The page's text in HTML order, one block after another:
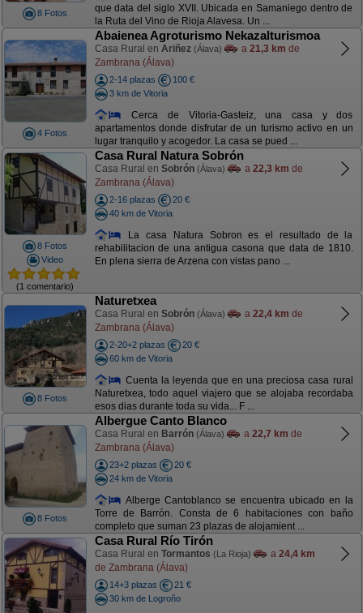
8 Fotos
que data del siglo XVII. Ubicada en Samaniego dentro de
la Ruta del Vino de Rioja Alavesa. Un ...
4 Fotos
Abaienea Agroturismo Nekazalturismoa
Casa Rural en Ariñez (Álava) a 21,3 km de
Zambrana (Álava)
2-14 plazas
100 €
3 km de Vitoria
Cerca de Vitoria-Gasteiz, una casa y dos
apartamentos donde disfrutar de un turismo activo en un
lugar tranquilo y acogedor. La casa se pued ...
8 Fotos
Video
(1 comentario)
Casa Rural Natura Sobrón
Casa Rural en Sobrón (Álava) a 22,3 km de
Zambrana (Álava)
2-16 plazas
20 €
40 km de Vitoria
La casa Natura Sobron es el resultado de la
rehabilitacion de una antigua casona que data de 1810.
En plena sierra de Arzena con vistas pano ...
8 Fotos
Naturetxea
Casa Rural en Sobrón (Álava) a 22,4 km de
Zambrana (Álava)
2-20+2 plazas
20 €
60 km de Vitoria
Cuenta la leyenda que en una preciosa casa rural
Naturetxea, todo aquel viajero que se alojaba recordaba
esos dias durante toda su vida... F ...
8 Fotos
Albergue Canto Blanco
Casa Rural en Barrón (Álava) a 22,7 km de
Zambrana (Álava)
23+2 plazas
20 €
24 km de Vitoria
Alberge Cantoblanco se encuentra ubicado en la
Torre de Barrón. Consta de 6 habitaciones con baño
completo que suman 23 plazas de alojamient ...
Casa Rural Río Tirón
Casa Rural en Tormantos (La Rioja) a 24,4 km
de Zambrana (Álava)
14+3 plazas
21 €
30 km de Logroño